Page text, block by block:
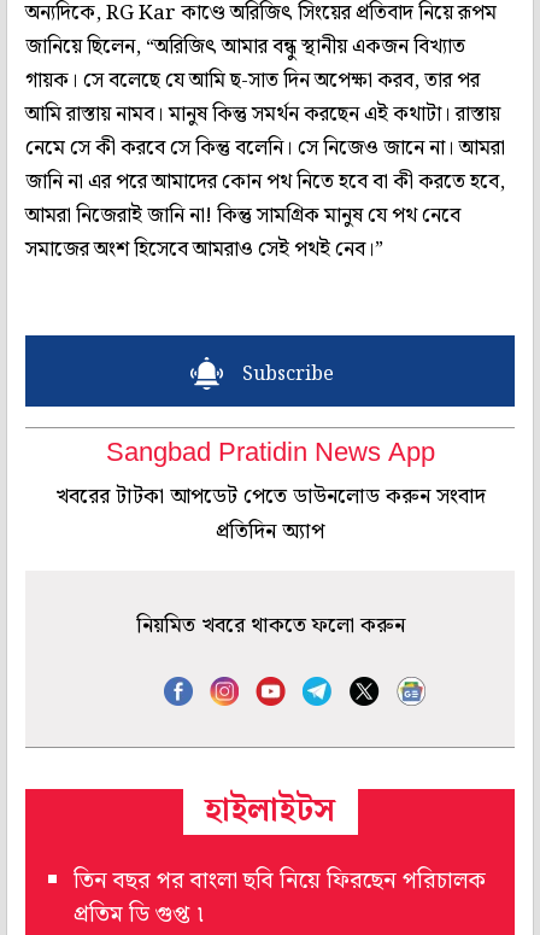
অন্যদিকে, RG Kar কাণ্ডে অরিজিৎ সিংয়ের প্রতিবাদ নিয়ে রূপম
জানিয়ে ছিলেন, “অরিজিৎ আমার বন্ধু স্থানীয় একজন বিখ্যাত
গায়ক। সে বলেছে যে আমি ছ-সাত দিন অপেক্ষা করব, তার পর
আমি রাস্তায় নামব। মানুষ কিন্তু সমর্থন করছেন এই কথাটা। রাস্তায়
নেমে সে কী করবে সে কিন্তু বলেনি। সে নিজেও জানে না। আমরা
জানি না এর পরে আমাদের কোন পথ নিতে হবে বা কী করতে হবে,
আমরা নিজেরাই জানি না! কিন্তু সামগ্রিক মানুষ যে পথ নেবে
সমাজের অংশ হিসেবে আমরাও সেই পথই নেব।”
Subscribe
Sangbad Pratidin News App
খবরের টাটকা আপডেট পেতে ডাউনলোড করুন সংবাদ
প্রতিদিন অ্যাপ
নিয়মিত খবরে থাকতে ফলো করুন
হাইলাইটস
তিন বছর পর বাংলা ছবি নিয়ে ফিরছেন পরিচালক
প্রতিম ডি গুপ্ত ৷